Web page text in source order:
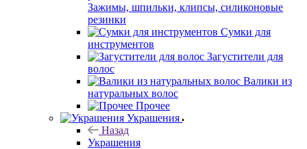
Зажимы, шпильки, клипсы, силиконовые
резинки
Сумки для
инструментов
Загустители для
волос
Валики из
натуральных волос
Прочее
Украшения
Назад
Украшения